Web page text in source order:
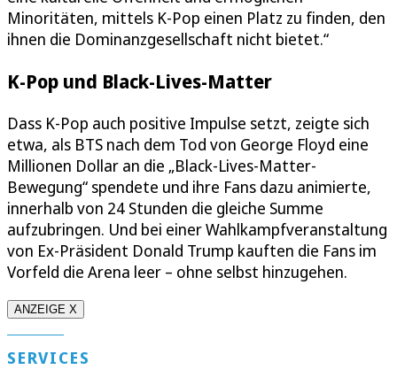
Minoritäten, mittels K-Pop einen Platz zu finden, den
ihnen die Dominanzgesellschaft nicht bietet.“
K-Pop und Black-Lives-Matter
Dass K-Pop auch positive Impulse setzt, zeigte sich
etwa, als BTS nach dem Tod von George Floyd eine
Millionen Dollar an die „Black-Lives-Matter-
Bewegung“ spendete und ihre Fans dazu animierte,
innerhalb von 24 Stunden die gleiche Summe
aufzubringen. Und bei einer Wahlkampfveranstaltung
von Ex-Präsident Donald Trump kauften die Fans im
Vorfeld die Arena leer – ohne selbst hinzugehen.
ANZEIGE X
SERVICES